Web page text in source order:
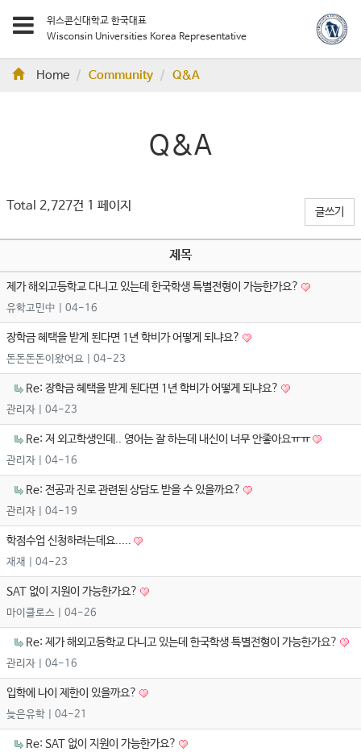
위스콘신대학교 한국대표
Wisconsin Universities Korea Representative
Home Community Q&A
Q&A
Total 2,727건 1 페이지 글쓰기
제목
제가 해외고등학교 다니고 있는데 한국학생 특별전형이 가능한가요?
유학고민中 | 04-16
장학금 혜택을 받게 된다면 1년 학비가 어떻게 되냐요?
돈돈돈돈이왔어요 | 04-23
Re: 장학금 혜택을 받게 된다면 1년 학비가 어떻게 되냐요?
관리자 | 04-23
Re: 저 외고학생인데.. 영어는 잘 하는데 내신이 너무 안좋아요ㅠㅠ
관리자 | 04-16
Re: 전공과 진로 관련된 상담도 받을 수 있을까요?
관리자 | 04-19
학점수업 신청하려는데요.....
재재 | 04-23
SAT 없이 지원이 가능한가요?
마이클로스 | 04-26
Re: 제가 해외고등학교 다니고 있는데 한국학생 특별전형이 가능한가요?
관리자 | 04-16
입학에 나이 제한이 있을까요?
늦은유학 | 04-21
Re: SAT 없이 지원이 가능한가요?